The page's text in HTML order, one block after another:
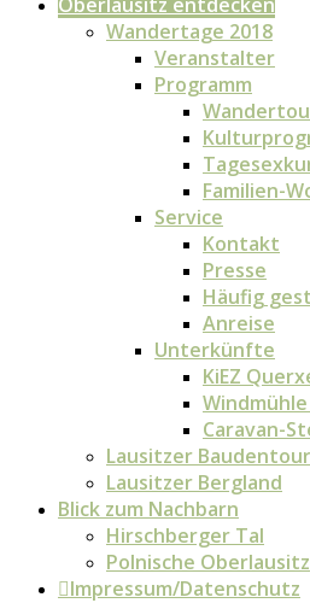
Wandertage 2018
Veranstalter
Programm
Familien-
Service
Kontakt
Presse
Häufig
Anreise
Unterkünfte
KiEZ
Caravan-
Lausitzer Baudentour
Lausitzer Bergland
Blick zum Nachbarn
Hirschberger Tal
Polnische Oberlausitz
Impressum/Datenschutz